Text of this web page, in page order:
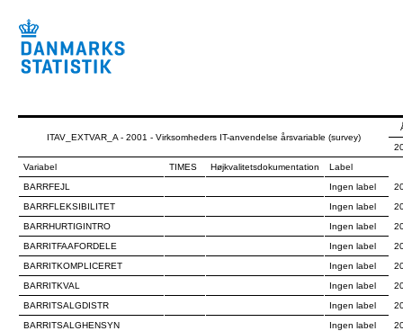
ITAV_EXTVAR_A - 2001 - Virksomheders IT-anvendelse årsvariable (survey)
Variabel
TIMES Højkvalitetsdokumentation
Label
BARRFEJL
Ingen label
BARRFLEKSIBILITET
Ingen label
BARRHURTIGINTRO
Ingen label
BARRITFAAFORDELE
Ingen label
BARRITKOMPLICERET
Ingen label
BARRITKVAL
Ingen label
BARRITSALGDISTR
Ingen label
BARRITSALGHENSYN
Ingen label